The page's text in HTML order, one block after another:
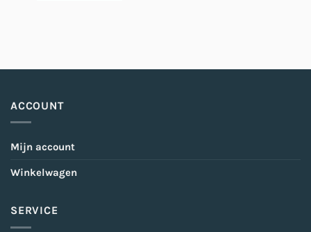
ACCOUNT
Mijn account
Winkelwagen
SERVICE